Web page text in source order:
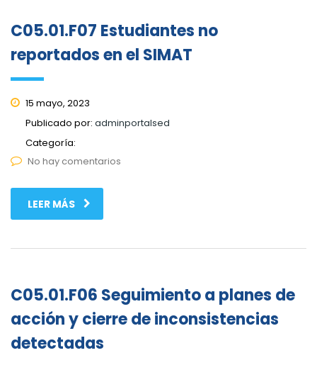
C05.01.F07 Estudiantes no
reportados en el SIMAT
15 mayo, 2023
Publicado por: adminportalsed
Categoría:
No hay comentarios
LEER MÁS
C05.01.F06 Seguimiento a planes de
acción y cierre de inconsistencias
detectadas